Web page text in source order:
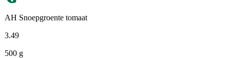
AH Snoepgroente tomaat
3.49
500 g